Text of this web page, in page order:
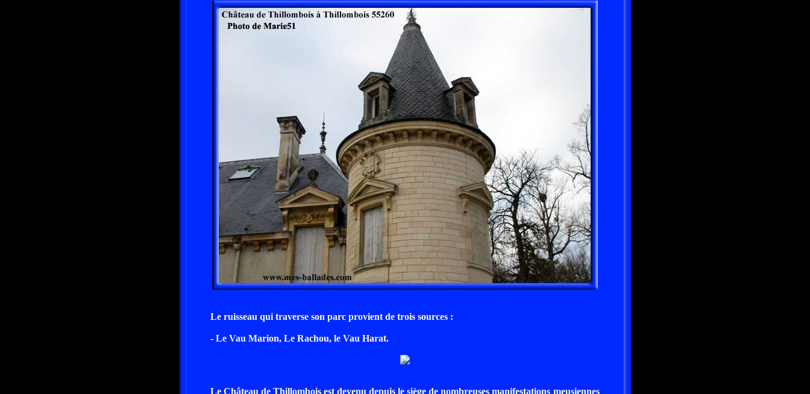
Le ruisseau qui traverse son parc provient de trois sources :
- Le Vau Marion, Le Rachou, le Vau Harat.
Le Château de Thillombois est devenu depuis le siège de nombreuses manifestations meusiennes